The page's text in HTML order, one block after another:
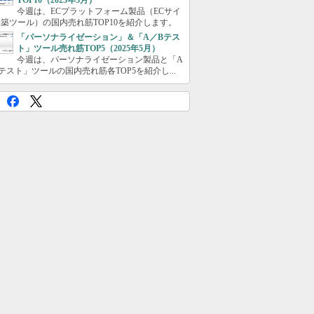
今週は、ECプラットフォーム製品（ECサイ
ツール）の国内売れ筋TOP10を紹介します。
「パーソナライゼーション」＆「A／Bテス
ト」ツール売れ筋TOP5（2025年5月）
今週は、パーソナライゼーション製品と「A
スト」ツールの国内売れ筋各TOP5を紹介し...